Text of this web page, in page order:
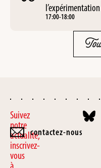
17:00-18:00
Suivez
notre
actualité,
inscrivez-
vous
à
contactez-nous